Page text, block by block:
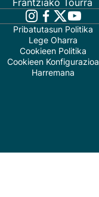
Frantziako Tourra
Pribatutasun Politika
Lege Oharra
Cookieen Politika
Cookieen Konfigurazioa
Harremana